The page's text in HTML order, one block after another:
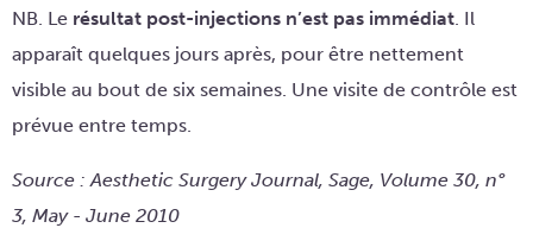
NB. Le résultat post-injections n’est pas immédiat. Il
apparaît quelques jours après, pour être nettement
visible au bout de six semaines. Une visite de contrôle est
prévue entre temps.
Source : Aesthetic Surgery Journal, Sage, Volume 30, n°
3, May - June 2010